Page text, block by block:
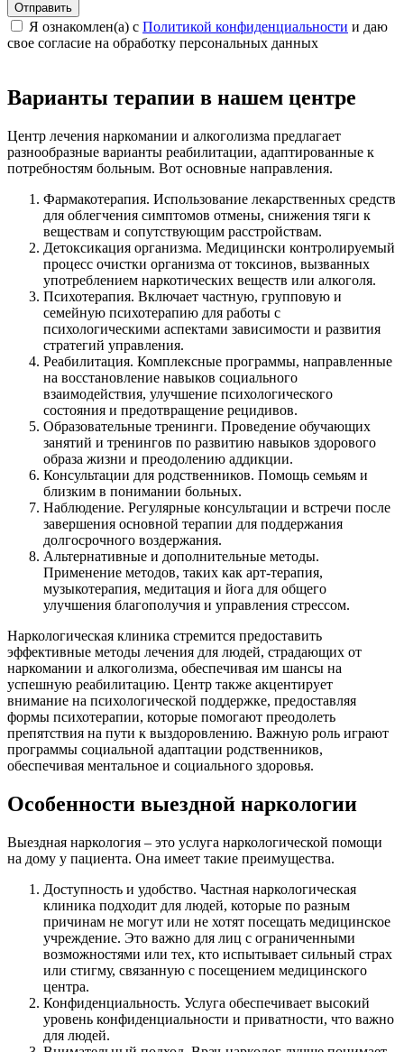
Отправить
Я ознакомлен(а) с Политикой конфиденциальности и даю
свое cогласие на обработку персональных данных
Варианты терапии в нашем центре
Центр лечения наркомании и алкоголизма предлагает
разнообразные варианты реабилитации, адаптированные к
потребностям больным. Вот основные направления.
Фармакотерапия. Использование лекарственных средств
для облегчения симптомов отмены, снижения тяги к
веществам и сопутствующим расстройствам.
Детоксикация организма. Медицински контролируемый
процесс очистки организма от токсинов, вызванных
употреблением наркотических веществ или алкоголя.
Психотерапия. Включает частную, групповую и
семейную психотерапию для работы с
психологическими аспектами зависимости и развития
стратегий управления.
Реабилитация. Комплексные программы, направленные
на восстановление навыков социального
взаимодействия, улучшение психологического
состояния и предотвращение рецидивов.
Образовательные тренинги. Проведение обучающих
занятий и тренингов по развитию навыков здорового
образа жизни и преодолению аддикции.
Консультации для родственников. Помощь семьям и
близким в понимании больных.
Наблюдение. Регулярные консультации и встречи после
завершения основной терапии для поддержания
долгосрочного воздержания.
Альтернативные и дополнительные методы.
Применение методов, таких как арт-терапия,
музыкотерапия, медитация и йога для общего
улучшения благополучия и управления стрессом.
Наркологическая клиника стремится предоставить
эффективные методы лечения для людей, страдающих от
наркомании и алкоголизма, обеспечивая им шансы на
успешную реабилитацию. Центр также акцентирует
внимание на психологической поддержке, предоставляя
формы психотерапии, которые помогают преодолеть
препятствия на пути к выздоровлению. Важную роль играют
программы социальной адаптации родственников,
обеспечивая ментальное и социального здоровья.
Особенности выездной наркологии
Выездная наркология – это услуга наркологической помощи
на дому у пациента. Она имеет такие преимущества.
Доступность и удобство. Частная наркологическая
клиника подходит для людей, которые по разным
причинам не могут или не хотят посещать медицинское
учреждение. Это важно для лиц с ограниченными
возможностями или тех, кто испытывает сильный страх
или стигму, связанную с посещением медицинского
центра.
Конфиденциальность. Услуга обеспечивает высокий
уровень конфиденциальности и приватности, что важно
для людей.